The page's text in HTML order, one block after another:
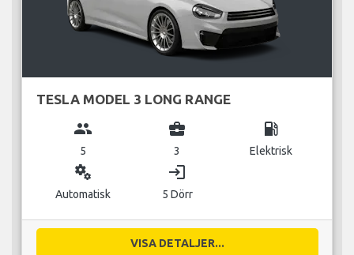
TESLA MODEL 3 LONG RANGE
group
5
business_center
3
local_gas_station
Elektrisk
miscellaneous_services
Automatisk
login
5 Dörr
VISA DETALJER...